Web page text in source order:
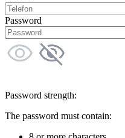
Password
Password strength:
The password must contain: